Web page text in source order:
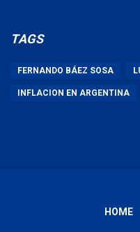
TAGS
FERNANDO BÁEZ SOSA
INFLACION EN ARGENTINA
HOME